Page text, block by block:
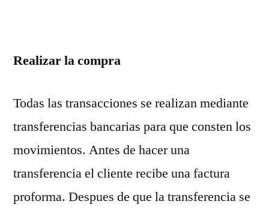
Realizar la compra
Todas las transacciones se realizan mediante
transferencias bancarias para que consten los
movimientos. Antes de hacer una
transferencia el cliente recibe una factura
proforma. Despues de que la transferencia se